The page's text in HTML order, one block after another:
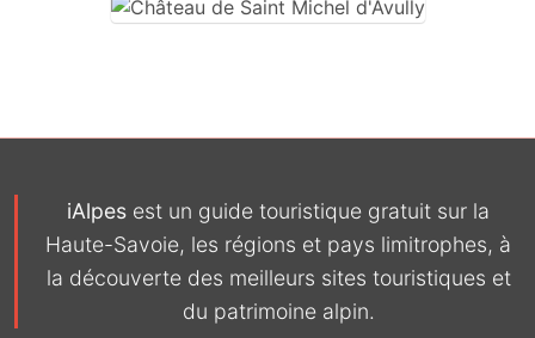
iAlpes est un guide touristique gratuit sur la
Haute-Savoie, les régions et pays limitrophes, à
la découverte des meilleurs sites touristiques et
du patrimoine alpin.